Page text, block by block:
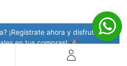
¡Regístrate ahora y disfruta de
en tus compras! 🚀